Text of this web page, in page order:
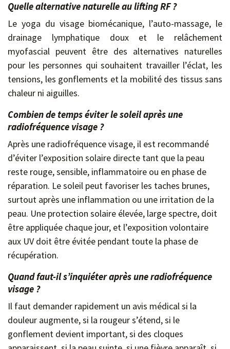
Quelle alternative naturelle au lifting RF ?
Le yoga du visage biomécanique, l’auto-massage, le
drainage lymphatique doux et le relâchement
myofascial peuvent être des alternatives naturelles
pour les personnes qui souhaitent travailler l’éclat, les
tensions, les gonflements et la mobilité des tissus sans
chaleur ni aiguilles.
Combien de temps éviter le soleil après une
radiofréquence visage ?
Après une radiofréquence visage, il est recommandé
d’éviter l’exposition solaire directe tant que la peau
reste rouge, sensible, inflammatoire ou en phase de
réparation. Le soleil peut favoriser les taches brunes,
surtout après une inflammation ou une irritation de la
peau. Une protection solaire élevée, large spectre, doit
être appliquée chaque jour, et l’exposition volontaire
aux UV doit être évitée pendant toute la phase de
récupération.
Quand faut-il s’inquiéter après une radiofréquence
visage ?
Il faut demander rapidement un avis médical si la
douleur augmente, si la rougeur s’étend, si le
gonflement devient important, si des cloques